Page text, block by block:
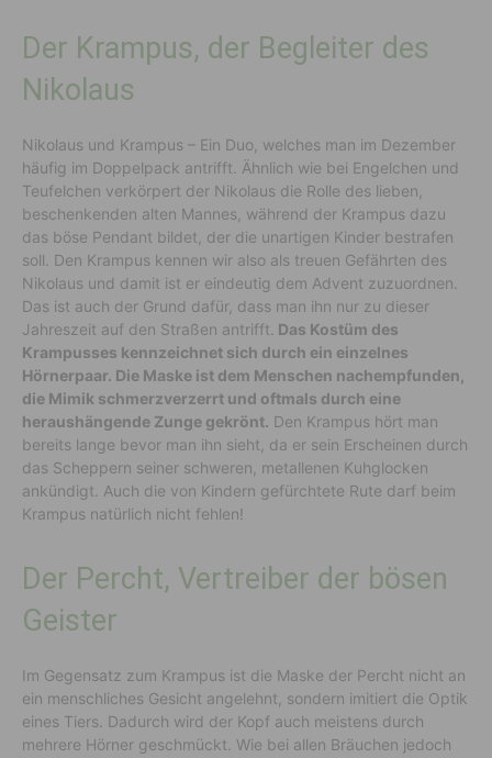
Der Krampus, der Begleiter des
Nikolaus
Nikolaus und Krampus – Ein Duo, welches man im Dezember
häufig im Doppelpack antrifft. Ähnlich wie bei Engelchen und
Teufelchen verkörpert der Nikolaus die Rolle des lieben,
beschenkenden alten Mannes, während der Krampus dazu
das böse Pendant bildet, der die unartigen Kinder bestrafen
soll. Den Krampus kennen wir also als treuen Gefährten des
Nikolaus und damit ist er eindeutig dem Advent zuzuordnen.
Das ist auch der Grund dafür, dass man ihn nur zu dieser
Jahreszeit auf den Straßen antrifft. Das Kostüm des
Krampusses kennzeichnet sich durch ein einzelnes
Hörnerpaar. Die Maske ist dem Menschen nachempfunden,
die Mimik schmerzverzerrt und oftmals durch eine
heraushängende Zunge gekrönt. Den Krampus hört man
bereits lange bevor man ihn sieht, da er sein Erscheinen durch
das Scheppern seiner schweren, metallenen Kuhglocken
ankündigt. Auch die von Kindern gefürchtete Rute darf beim
Krampus natürlich nicht fehlen!
Der Percht, Vertreiber der bösen
Geister
Im Gegensatz zum Krampus ist die Maske der Percht nicht an
ein menschliches Gesicht angelehnt, sondern imitiert die Optik
eines Tiers. Dadurch wird der Kopf auch meistens durch
mehrere Hörner geschmückt. Wie bei allen Bräuchen jedoch